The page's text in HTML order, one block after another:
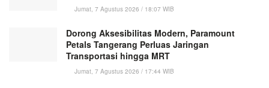
Jumat, 7 Agustus 2026 / 18:07 WIB
Dorong Aksesibilitas Modern, Paramount
Petals Tangerang Perluas Jaringan
Transportasi hingga MRT
Jumat, 7 Agustus 2026 / 17:44 WIB